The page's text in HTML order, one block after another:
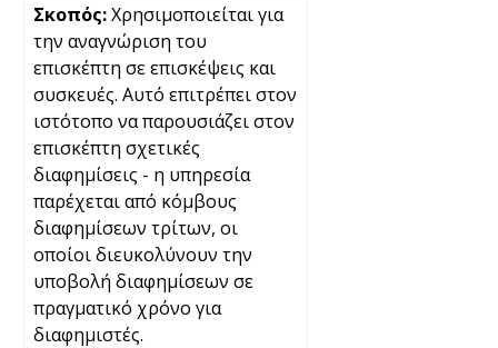
Χρησιμοποιείται για
την αναγνώριση του
επισκέπτη σε επισκέψεις και
συσκευές. Αυτό επιτρέπει στον
ιστότοπο να παρουσιάζει στον
επισκέπτη σχετικές
διαφημίσεις - η υπηρεσία
παρέχεται από κόμβους
διαφημίσεων τρίτων, οι
οποίοι διευκολύνουν την
υποβολή διαφημίσεων σε
πραγματικό χρόνο για
διαφημιστές.